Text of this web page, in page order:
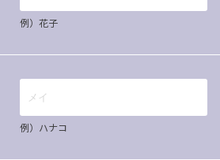
例）花子
例）ハナコ